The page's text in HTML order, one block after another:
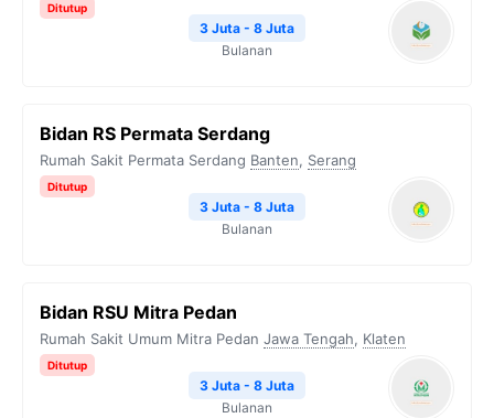
Ditutup
3 Juta - 8 Juta
Bulanan
Bidan RS Permata Serdang
Rumah Sakit Permata Serdang Banten, Serang
Ditutup
3 Juta - 8 Juta
Bulanan
Bidan RSU Mitra Pedan
Rumah Sakit Umum Mitra Pedan Jawa Tengah, Klaten
Ditutup
3 Juta - 8 Juta
Bulanan